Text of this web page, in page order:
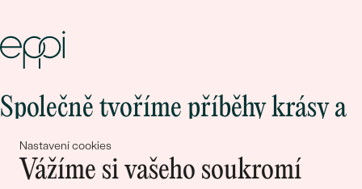
Nastavení cookies
Vážíme si vašeho soukromí
Společně tvoříme příběhy krásy a
lásky